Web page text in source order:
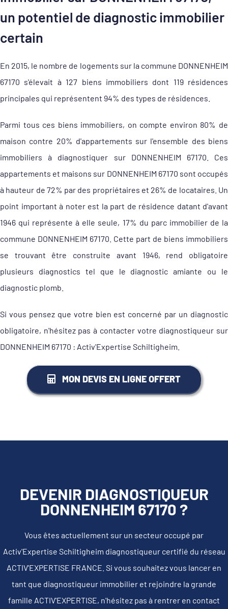
un potentiel de diagnostic immobilier
certain
En 2015, le nombre de logements sur la commune DONNENHEIM
67170 s'élevait à 127 biens immobiliers dont 119 résidences
principales qui représentent 94% des types de résidences.
Parmi tous ces biens immobiliers, on compte environ 80% de
maison contre 20% d'appartements sur l'ensemble des biens
immobiliers à diagnostiquer sur DONNENHEIM 67170. Ces
appartements et maisons sur DONNENHEIM 67170 sont occupés
à hauteur de 72% par des propriétaires et 26% de locataires. Un
point important à noter est la part de résidence datant d'avant
1946 qui représente à elle seule, 17% du parc immobilier de la
commune DONNENHEIM 67170. Cette part de biens immobiliers
se trouvant être construite avant 1946, rend obligatoire
plusieurs diagnostics tel que le diagnostic amiante ou le
diagnostic plomb.
Si vous pensez que votre bien est concerné par un diagnostic
obligatoire, n'hésitez pas à contacter votre diagnostiqueur sur
DONNENHEIM 67170 : Activ'Expertise Schiltigheim.
MON DEVIS EN LIGNE OFFERT
DEVENIR DIAGNOSTIQUEUR
DONNENHEIM 67170 ?
Vous êtes actuellement sur un secteur occupé par
Activ'Expertise Schiltigheim diagnostiqueur certifié du réseau
ACTIV'EXPERTISE FRANCE. Si vous souhaitez vous lancer en
tant que diagnostiqueur immobilier et rejoindre la grande
famille ACTIV'EXPERTISE, n'hésitez pas à rentrer en contact